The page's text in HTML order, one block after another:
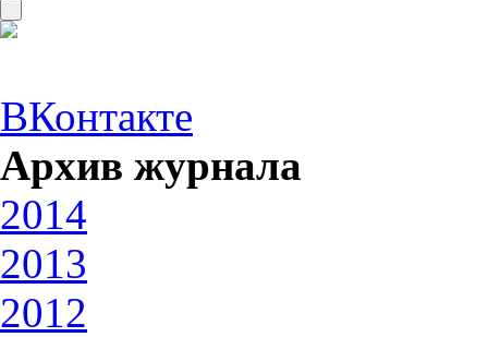
ВКонтакте
Архив журнала
2014
2013
2012